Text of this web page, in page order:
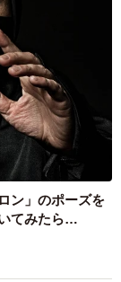
うタイプで、
ました。なの
ます。「ママ
やすい？」と
耳に入らない
考える姿勢を
メントをいた
ン」のポーズを
てみたら…